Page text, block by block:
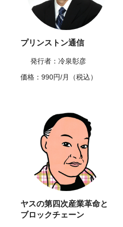
プリンストン通信
発行者：冷泉彰彦
価格：990円/月（税込）
ヤスの第四次産業革命と
ブロックチェーン